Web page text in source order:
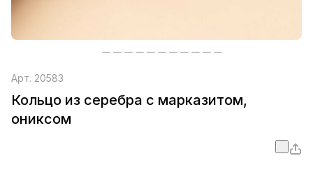
Арт. 20583
Кольцо из серебра с марказитом,
ониксом